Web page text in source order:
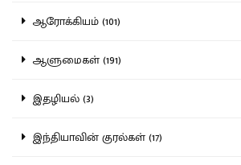
ஆரோக்கியம் (101)
ஆளுமைகள் (191)
இதழியல் (3)
இந்தியாவின் குரல்கள் (17)